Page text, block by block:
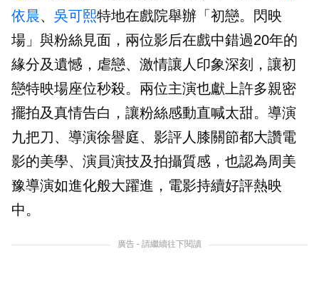
依晨、 吳可熙特地在戲院舉辦「初戀。閃映
場」與粉絲見面，兩位影后在戲中錯過20年的
緣分及遺憾，虐戀、激情讓人印象深刻，讓初
戀特映場座位秒殺。兩位主演也獻上許多親密
擺拍及真情告白，讓粉絲感動直喊太甜。導演
九把刀、導演徐譽庭、影評人膝關節都大讚電
影的美學、演員演技及拍攝質感，也認為周美
豫導演如進化般大躍進，電影持續好評熱映
中。
廣告 - 請繼續往下閱讀